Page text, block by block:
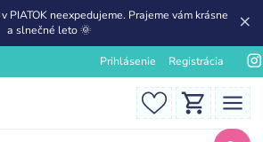
PIATOK neexpedujeme. Prajeme vám krásne
a slnečné leto 🌞
Prihlásenie Registrácia